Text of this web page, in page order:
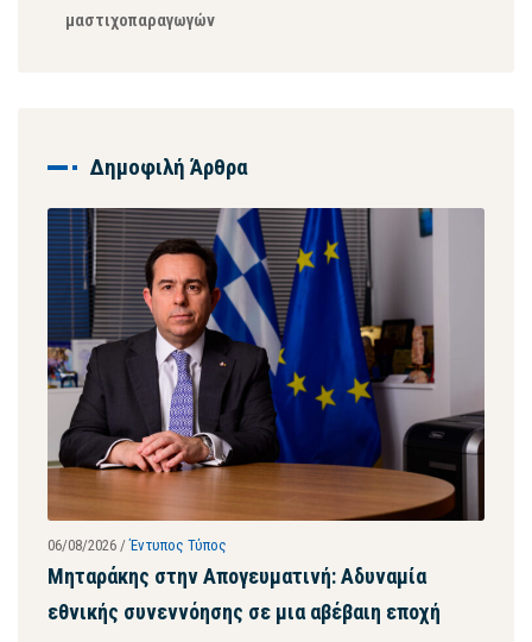
μαστιχοπαραγωγών
Δημοφιλή Άρθρα
06/08/2026 /Έντυπος Τύπος
Μηταράκης στην Απογευματινή: Αδυναμία
εθνικής συνεννόησης σε μια αβέβαιη εποχή